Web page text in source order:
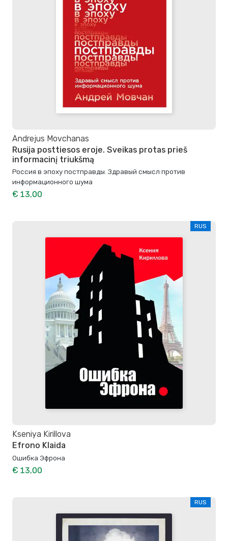
Andrejus Movchanas
Rusija posttiesos eroje. Sveikas protas prieš
informacinį triukšmą
Россия в эпоху постправды. Здравый смысл против
информационного шума
€ 13,00
RUS
Kseniya Kirillova
Efrono Klaida
Ошибка Эфрона
€ 13,00
RUS